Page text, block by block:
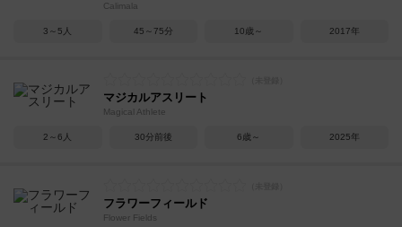
Calimala
3～5人 45～75分 10歳～ 2017年
マジカルアスリート
Magical Athlete
2～6人 30分前後 6歳～ 2025年
フラワーフィールド
Flower Fields